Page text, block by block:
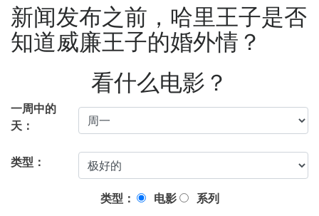
新闻发布之前，哈里王子是否
知道威廉王子的婚外情？
看什么电影？
一周中的
天：
类型：
类型： 电影 系列